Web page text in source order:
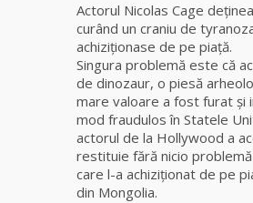
Actorul Nicolas Cage
curând un craniu de
achiziţionase de pe piaţă.
Singura problemă este că
de dinozaur, o piesă
mare valoare a fost furat şi
mod fraudulos în Statele
actorul de la Hollywood a
restituie fără nicio
care l-a achiziţionat de pe
din Mongolia.